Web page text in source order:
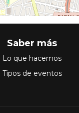
Saber más
Lo que hacemos
Tipos de eventos